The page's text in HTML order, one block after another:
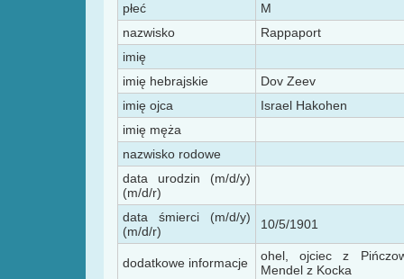
płeć
M
nazwisko
Rappaport
imię
imię hebrajskie
Dov Zeev
imię ojca
Israel Hakohen
imię męża
nazwisko rodowe
data urodzin (m/d/y)
(m/d/r)
data śmierci (m/d/y)
(m/d/r)
10/5/1901
dodatkowe informacje
ohel, ojciec z
Mendel z Kocka